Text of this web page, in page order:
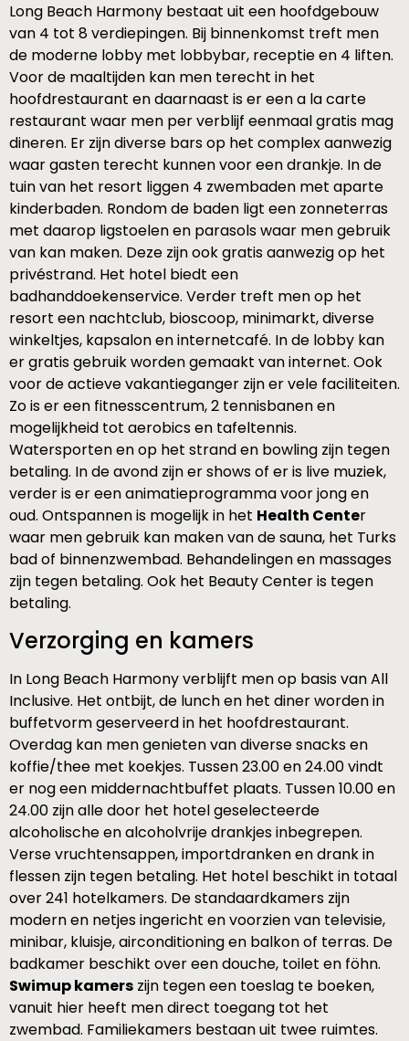
Long Beach Harmony bestaat uit een hoofdgebouw
van 4 tot 8 verdiepingen. Bij binnenkomst treft men
de moderne lobby met lobbybar, receptie en 4 liften.
Voor de maaltijden kan men terecht in het
hoofdrestaurant en daarnaast is er een a la carte
restaurant waar men per verblijf eenmaal gratis mag
dineren. Er zijn diverse bars op het complex aanwezig
waar gasten terecht kunnen voor een drankje. In de
tuin van het resort liggen 4 zwembaden met aparte
kinderbaden. Rondom de baden ligt een zonneterras
met daarop ligstoelen en parasols waar men gebruik
van kan maken. Deze zijn ook gratis aanwezig op het
privéstrand. Het hotel biedt een
badhanddoekenservice. Verder treft men op het
resort een nachtclub, bioscoop, minimarkt, diverse
winkeltjes, kapsalon en internetcafé. In de lobby kan
er gratis gebruik worden gemaakt van internet. Ook
voor de actieve vakantieganger zijn er vele faciliteiten.
Zo is er een fitnesscentrum, 2 tennisbanen en
mogelijkheid tot aerobics en tafeltennis.
Watersporten en op het strand en bowling zijn tegen
betaling. In de avond zijn er shows of er is live muziek,
verder is er een animatieprogramma voor jong en
oud. Ontspannen is mogelijk in het Health Center
waar men gebruik kan maken van de sauna, het Turks
bad of binnenzwembad. Behandelingen en massages
zijn tegen betaling. Ook het Beauty Center is tegen
betaling.
Verzorging en kamers
In Long Beach Harmony verblijft men op basis van All
Inclusive. Het ontbijt, de lunch en het diner worden in
buffetvorm geserveerd in het hoofdrestaurant.
Overdag kan men genieten van diverse snacks en
koffie/thee met koekjes. Tussen 23.00 en 24.00 vindt
er nog een middernachtbuffet plaats. Tussen 10.00 en
24.00 zijn alle door het hotel geselecteerde
alcoholische en alcoholvrije drankjes inbegrepen.
Verse vruchtensappen, importdranken en drank in
flessen zijn tegen betaling. Het hotel beschikt in totaal
over 241 hotelkamers. De standaardkamers zijn
modern en netjes ingericht en voorzien van televisie,
minibar, kluisje, airconditioning en balkon of terras. De
badkamer beschikt over een douche, toilet en föhn.
Swimup kamers zijn tegen een toeslag te boeken,
vanuit hier heeft men direct toegang tot het
zwembad. Familiekamers bestaan uit twee ruimtes.